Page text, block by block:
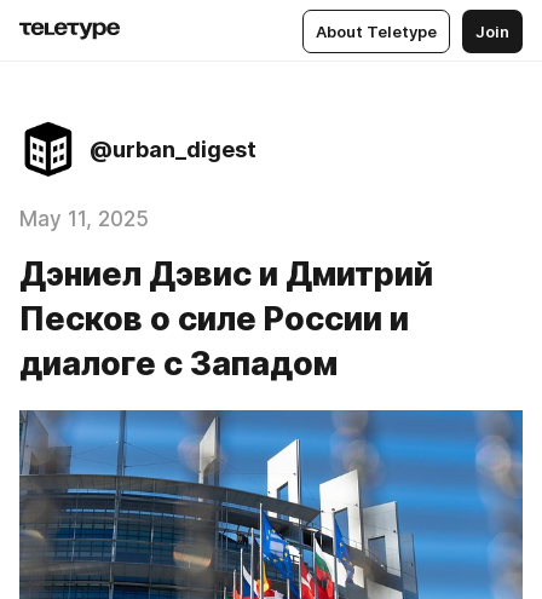
About Teletype Join
@urban_digest
May 11, 2025
Дэниел Дэвис и Дмитрий
Песков о силе России и
диалоге с Западом